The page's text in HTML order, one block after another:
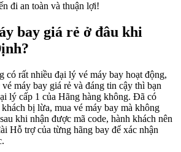
đi an toàn và thuận lợi!
bay giá rẻ ở đâu khi
có rất nhiều đại lý vé máy bay hoạt động,
máy bay giá rẻ và đáng tin cậy thì bạn
lý cấp 1 của Hãng hàng không. Đã có
bị lừa, mua vé máy bay mà không
khi nhận được mã code, hành khách nên
Hỗ trợ của từng hãng bay để xác nhận